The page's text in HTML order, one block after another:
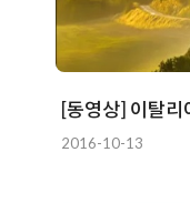
[동영상] 이탈리
2016-10-13